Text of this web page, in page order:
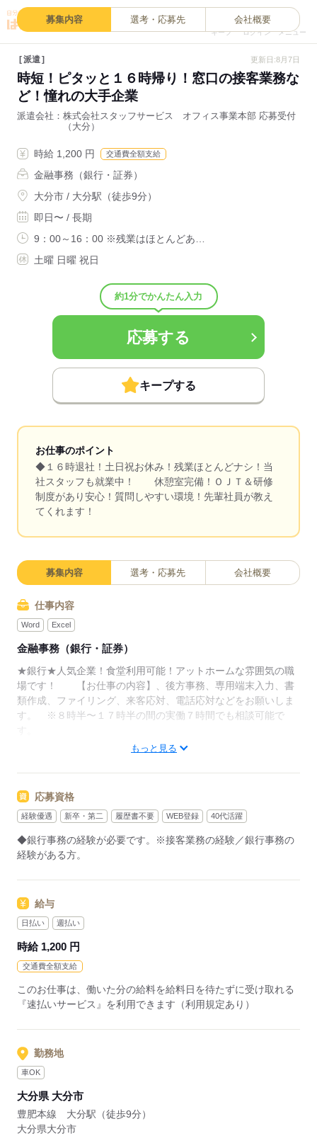
キープ ログイン メニュー
募集内容 選考・応募先 会社概要
派遣 更新日:8月7日
時短！ピタッと１６時帰り！窓口の接客業務な
ど！憧れの大手企業
派遣会社
株式会社スタッフサービス オフィス事業本部 応募受付
（大分）
時給 1,200 円 交通費全額支給
金融事務（銀行・証券）
大分市 / 大分駅（徒歩9分）
即日〜 / 長期
9：00～16：00 ※残業はほとんどあ…
土曜 日曜 祝日
約1分でかんたん入力
応募する
キープする
お仕事のポイント
◆１６時退社！土日祝お休み！残業ほとんどナシ！当
社スタッフも就業中！ 休憩室完備！ＯＪＴ＆研修
制度があり安心！質問しやすい環境！先輩社員が教え
てくれます！
募集内容 選考・応募先 会社概要
仕事内容
Word Excel
金融事務（銀行・証券）
★銀行★人気企業！食堂利用可能！アットホームな雰囲気の職
場です！ 【お仕事の内容】、後方事務、専用端末入力、書
類作成、ファイリング、来客応対、電話応対などをお願いしま
す。 ※８時半〜１７時半の間の実働７時間でも相談可能で
電話なしのコツコツ系データ入力や英語を使う事務、
大学やコールセンターなどのお仕事も扱っています。
在宅のお仕事があるエリアも☆
9月・10月スタートもご相談ください♪
もっと見る
応募資格
経験優遇 新卒・第二 履歴書不要 WEB登録 40代活躍
◆銀行事務の経験が必要です。※接客業務の経験／銀行事務の
経験がある方。
給与
日払い 週払い
時給 1,200 円
交通費全額支給
このお仕事は、働いた分の給料を給料日を待たずに受け取れる
『速払いサービス』を利用できます（利用規定あり）
勤務地
車OK
大分県 大分市
豊肥本線 大分駅（徒歩9分）
大分県大分市